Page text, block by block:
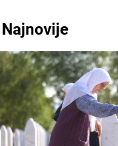
Najnovije